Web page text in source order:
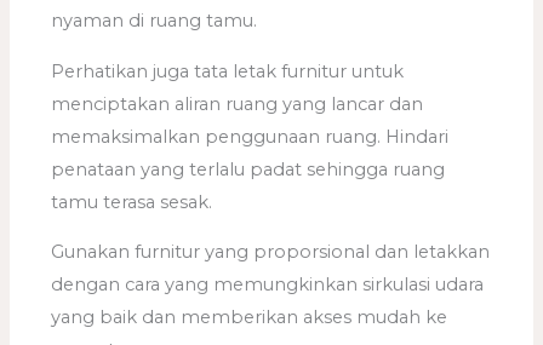
nyaman di ruang tamu.
Perhatikan juga tata letak furnitur untuk
menciptakan aliran ruang yang lancar dan
memaksimalkan penggunaan ruang. Hindari
penataan yang terlalu padat sehingga ruang
tamu terasa sesak.
Gunakan furnitur yang proporsional dan letakkan
dengan cara yang memungkinkan sirkulasi udara
yang baik dan memberikan akses mudah ke